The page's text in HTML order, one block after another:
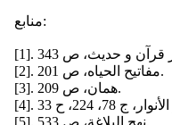
منابع:
[2]. مفاتیح الحیاه، ص 201.
[3]. همان، ص 209.
[5]. نهج البلاغة، ص 533.